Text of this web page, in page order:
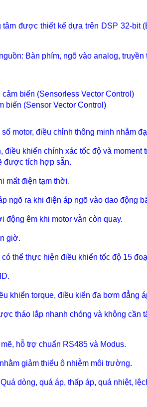
tâm được thiết kế dựa trên DSP 32-bit
Bàn phím, ngõ vào analog, truyền
biến (Sensorless Vector Control)
biến (Sensor Vector Control)
motor, điều chỉnh thông minh nhằm
điều khiển chính xác tốc độ và moment
được tích hợp sẵn.
mất điện tạm thời.
ngõ ra khi điện áp ngõ vào dao động
động êm khi motor vẫn còn quay.
giờ.
thể thực hiện điều khiển tốc độ 15
khiển torque, điều kiển đa bơm đẳng
tháo lắp nhanh chóng và không cần
hỗ trợ chuẩn RS485 và Modus.
giảm thiểu ô nhiễm môi trường.
dòng, quá áp, thấp áp, quá nhiệt,